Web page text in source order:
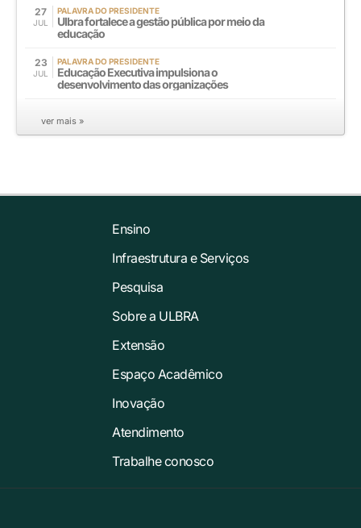
27
JUL
PALAVRA DO PRESIDENTE
Ulbra fortalece a gestão pública por meio da
educação
23
JUL
PALAVRA DO PRESIDENTE
Educação Executiva impulsiona o
desenvolvimento das organizações
ver mais »
Ensino
Infraestrutura e Serviços
Pesquisa
Sobre a ULBRA
Extensão
Espaço Acadêmico
Inovação
Atendimento
Trabalhe conosco